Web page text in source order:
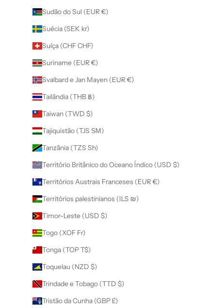
Sudão do Sul (EUR €)
Suécia (SEK kr)
Suíça (CHF CHF)
Suriname (EUR €)
Svalbard e Jan Mayen (EUR €)
Tailândia (THB ฿)
Taiwan (TWD $)
Tajiquistão (TJS ЅМ)
Tanzânia (TZS Sh)
Território Britânico do Oceano Índico (USD $)
Territórios Austrais Franceses (EUR €)
Territórios palestinianos (ILS ₪)
Timor-Leste (USD $)
Togo (XOF Fr)
Tonga (TOP T$)
Toquelau (NZD $)
Trindade e Tobago (TTD $)
Tristão da Cunha (GBP £)